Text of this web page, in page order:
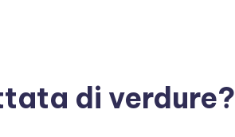
di verdure?